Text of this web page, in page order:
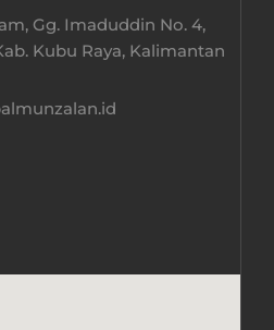
Gg. Imaduddin No. 4,
Kubu Raya, Kalimantan